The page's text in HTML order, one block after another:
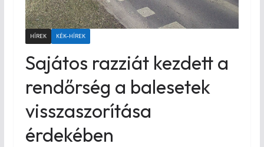
HÍREK KÉK-HÍREK
Sajátos razziát kezdett a
rendőrség a balesetek
visszaszorítása
érdekében